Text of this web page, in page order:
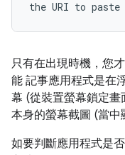
只有在出現時機，您
能 記事應用程式是在
幕 (從裝置螢幕鎖定
本身的螢幕截圖 (當中
如要判斷應用程式是